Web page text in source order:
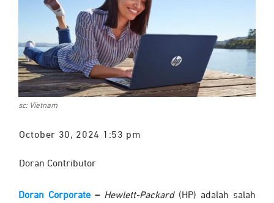
sc: Vietnam
October 30, 2024 1:53 pm
Doran Contributor
Doran Corporate – Hewlett-Packard (HP) adalah salah